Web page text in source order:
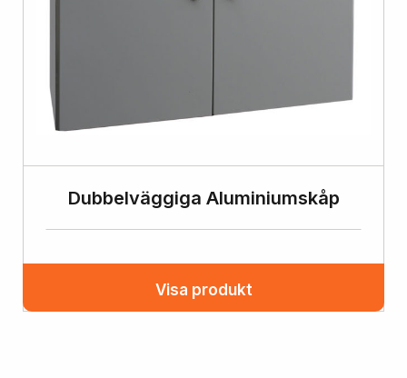
Dubbelväggiga Aluminiumskåp
Visa produkt